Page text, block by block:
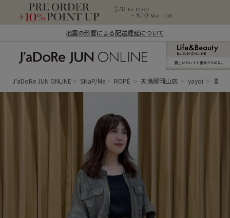
地震の影響による配送遅延について
ン オンライン）
新しいキレイと出合うために。
J'aDoRe JUN ONLINE SNaP/Me ROPÉ 天満屋岡山店 yayoi 夏の